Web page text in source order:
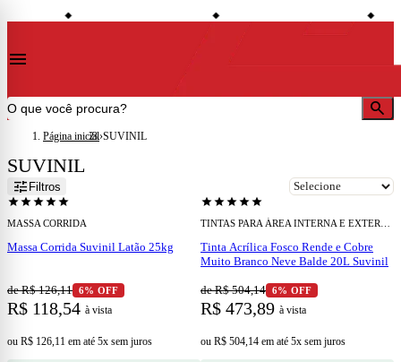
shopping_bag credit_card local_shipping
menu
search
Página inicial ›SUVINIL
SUVINIL
tune Filtros
starstarstarstarstar
MASSA CORRIDA
Massa Corrida Suvinil Latão 25kg
de R$ 126,11 6% OFF
R$ 118,54 à vista
ou R$ 126,11 em até 5x sem juros
starstarstarstarstar
Tinta Acrílica Fosco Rende e Cobre
Muito Branco Neve Balde 20L Suvinil
de R$ 504,14 6% OFF
R$ 473,89 à vista
ou R$ 504,14 em até 5x sem juros